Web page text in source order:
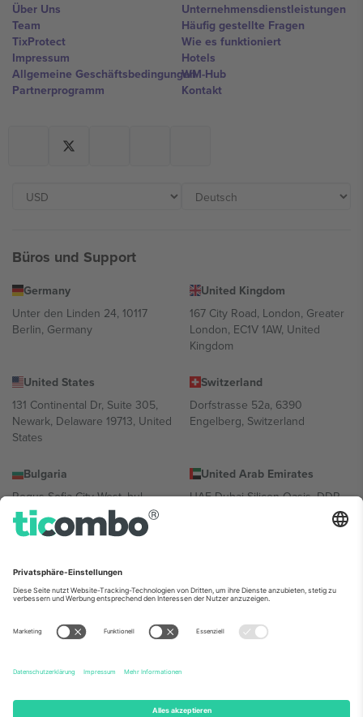
Über Uns
Team
TixProtect
Impressum
Allgemeine Geschäftsbedingungen
Partnerprogramm
Unternehmensdienstleistungen
Häufig gestellte Fragen
Wie es funktioniert
Hotels
WM-Hub
Kontakt
Büros und Support
Germany
Unter den Linden 24, 10117
Berlin, Germany
United Kingdom
167 City Road, London, Greater
London, EC1V 1AW, United
Kingdom
United States
131 Continental Dr, Suite 305,
Newark, Delaware 19713, United
States
Switzerland
Dorfstrasse 52a, 6390
Engelberg, Switzerland
Bulgaria
Regus Sofia City West, bul
Totleben 53-55, 1606 Sofia,
Bulgaria
United Arab Emirates
UAE Dubai Silicon Oasis, DDP
Building A1, Office 302, Dubai,
Mexico
Av Chapultepec 360, Roma
Norte, Cuauhtémoc, 06700
Ciudad de México, CDMX,
Mexico
Die juristische Person des Plattformanbieters kann je nach
Informationen finden Sie auf der jeweiligen Veranstaltungsseite, im